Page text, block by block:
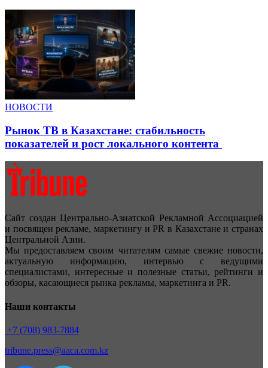
НОВОСТИ
Рынок ТВ в Казахстане: стабильность
показателей и рост локального контента
Сайт создан Центрально-Азиатской Рекламной Ассоциацией
и посвящен рекламе, маркетингу и PR в Казахстане и странах
Центральной Азии.
Мы предоставляем своим читателям самые свежие новости,
актуальную информацию, интервью с ведущими
специалистами, интересные и полезные статьи, рейтинги и
обзоры, касающиеся рынка рекламы, маркетинга и PR.
Наши контакты
+7 (708) 983-7884
tribune.press@aaca.com.kz